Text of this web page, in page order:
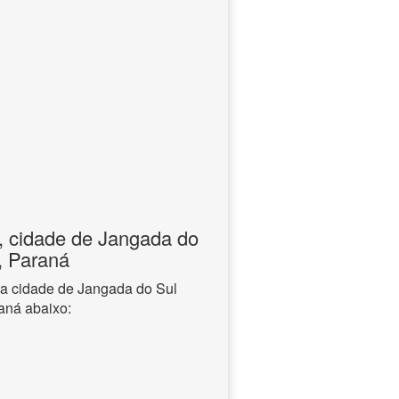
de Jangada do
Paraná
cidade de Jangada do Sul
abaixo: